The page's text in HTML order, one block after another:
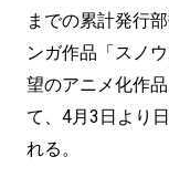
までの累計発行
ンガ作品「スノ
望のアニメ化作
て、4月3日より
れる。